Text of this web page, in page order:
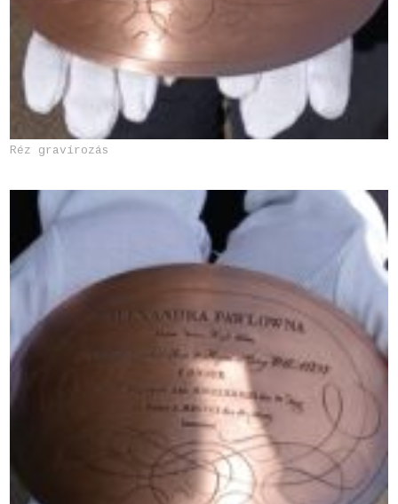
Réz gravírozás